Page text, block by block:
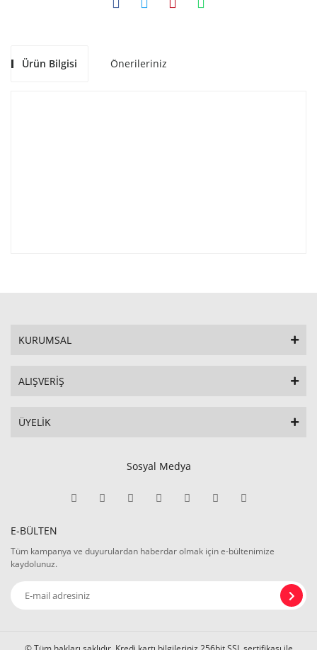
Ürün Bilgisi Önerileriniz
KURUMSAL
ALIŞVERİŞ
ÜYELİK
Sosyal Medya
E-BÜLTEN
Tüm kampanya ve duyurulardan haberdar olmak için e-bültenimize
kaydolunuz.